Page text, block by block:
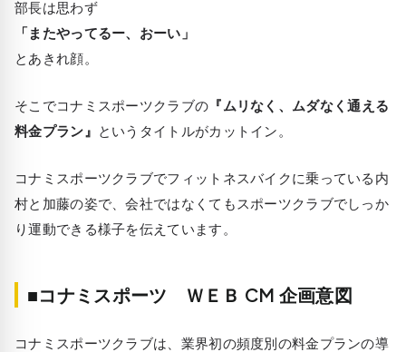
部長は思わず
「またやってるー、おーい」
とあきれ顔。
そこでコナミスポーツクラブの 『ムリなく、ムダなく通える
料金プラン』 というタイトルがカットイン。
コナミスポーツクラブでフィットネスバイクに乗っている内
村と加藤の姿で、会社ではなくてもスポーツクラブでしっか
り運動できる様子を伝えています。
■コナミスポーツ ＷＥＢ CM 企画意図
コナミスポーツクラブは、業界初の頻度別の料金プランの導